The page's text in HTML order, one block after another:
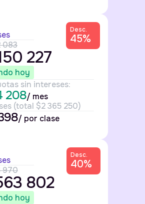
Desc.
45%
083
227
hoy
sin intereses:
208/ mes
(total $2 365 250)
/ por clase
Desc.
40%
970
802
hoy